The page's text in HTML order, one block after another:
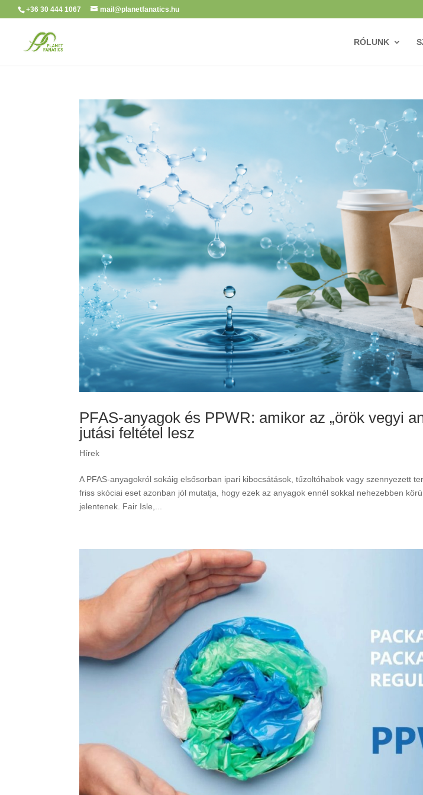
+36 30 444 1067 mail@planetfanatics.hu
RÓLUNK
PFAS-anyagok és PPWR: amikor az „örök vegyi
jutási feltétel lesz
Hírek
A PFAS-anyagokról sokáig elsősorban ipari kibocsátások, tűzoltóhabok vagy szennyezett
friss skóciai eset azonban jól mutatja, hogy ezek az anyagok ennél sokkal nehezebben
jelentenek. Fair Isle,...